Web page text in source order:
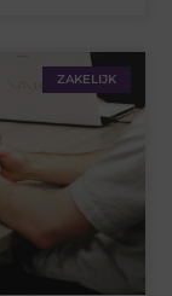
ZAKELIJK